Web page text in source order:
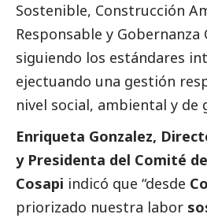
Sostenible, Construcción
Responsable y
siguiendo los estándares
ejectuando una gestión
nivel social, ambiental y de
Enriqueta Gonzalez,
y Presidenta del Comité
Cosapi indicó que “desde
priorizado nuestra labor